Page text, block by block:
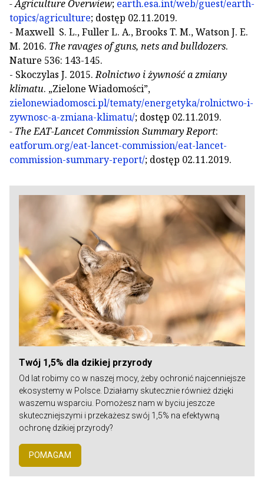
- Agriculture Overwiew; earth.esa.int/web/guest/earth-
topics/agriculture; dostęp 02.11.2019.
- Maxwell S. L., Fuller L. A., Brooks T. M., Watson J. E.
M. 2016. The ravages of guns, nets and bulldozers.
Nature 536: 143-145.
- Skoczylas J. 2015.Rolnictwo i żywność a zmiany
klimatu. „Zielone Wiadomości”,
zielonewiadomosci.pl/tematy/energetyka/rolnictwo-i-
zywnosc-a-zmiana-klimatu/; dostęp 02.11.2019.
- The EAT-Lancet Commission Summary Report:
eatforum.org/eat-lancet-commission/eat-lancet-
commission-summary-report/; dostęp 02.11.2019.
Twój 1,5% dla dzikiej przyrody
Od lat robimy co w naszej mocy, żeby ochronić najcenniejsze
ekosystemy w Polsce. Działamy skutecznie również dzięki
waszemu wsparciu. Pomożesz nam w byciu jeszcze
skuteczniejszymi i przekażesz swój 1,5% na efektywną
ochronę dzikiej przyrody?
POMAGAM